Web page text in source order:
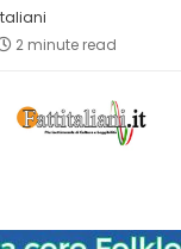
2 minute read